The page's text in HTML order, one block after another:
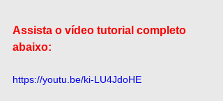
Assista o vídeo tutorial completo
abaixo:
https://youtu.be/ki-LU4JdoHE